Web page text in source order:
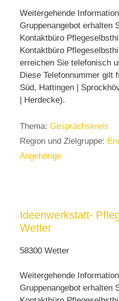
Weitergehende
Gruppenangebot erhalten
Kontaktbüro
Kontaktbüro
erreichen Sie telefonisch
Diese Telefonnummer gilt
Süd, Hattingen |
| Herdecke).
Thema: Gesprächskreis
Region und Zielgruppe:
Angehörige
Ideenwerkstatt-
Wetter
58300 Wetter
Weitergehende
Gruppenangebot erhalten